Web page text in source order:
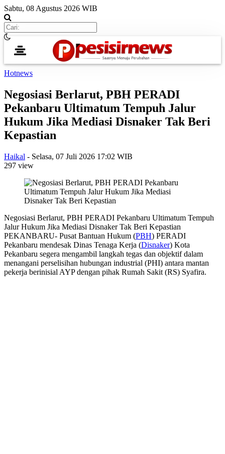
Sabtu, 08 Agustus 2026 WIB
Hotnews
Negosiasi Berlarut, PBH PERADI
Pekanbaru Ultimatum Tempuh Jalur
Hukum Jika Mediasi Disnaker Tak Beri
Kepastian
Haikal - Selasa, 07 Juli 2026 17:02 WIB
297 view
Negosiasi Berlarut, PBH PERADI Pekanbaru Ultimatum Tempuh
Jalur Hukum Jika Mediasi Disnaker Tak Beri Kepastian
PEKANBARU- Pusat Bantuan Hukum (PBH) PERADI
Pekanbaru mendesak Dinas Tenaga Kerja (Disnaker) Kota
Pekanbaru segera mengambil langkah tegas dan objektif dalam
menangani perselisihan hubungan industrial (PHI) antara mantan
pekerja berinisial AYP dengan pihak Rumah Sakit (RS) Syafira.